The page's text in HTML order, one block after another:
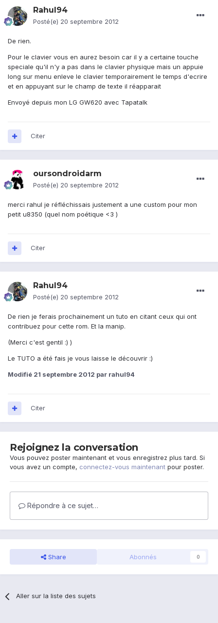
Rahul94
Posté(e) 20 septembre 2012
De rien.
Pour le clavier vous en aurez besoin car il y a certaine touche
speciale qu'il n'y a pas dans le clavier physique mais un appuie
long sur menu enleve le clavier temporairement le temps d'ecrire
et en appuyant sur le champ de texte il réapparait
Envoyé depuis mon LG GW620 avec Tapatalk
Citer
oursondroidarm
Posté(e) 20 septembre 2012
merci rahul je réfléchissais justement a une custom pour mon
petit u8350 (quel nom poétique <3 )
Citer
Rahul94
Posté(e) 20 septembre 2012
De rien je ferais prochainement un tuto en citant ceux qui ont
contribuez pour cette rom. Et la manip.
(Merci c'est gentil :) )
Le TUTO a été fais je vous laisse le découvrir :)
Modifié 21 septembre 2012 par rahul94
Citer
Rejoignez la conversation
Vous pouvez poster maintenant et vous enregistrez plus tard. Si
vous avez un compte, connectez-vous maintenant pour poster.
Répondre à ce sujet…
Share Abonnés 0
Aller sur la liste des sujets